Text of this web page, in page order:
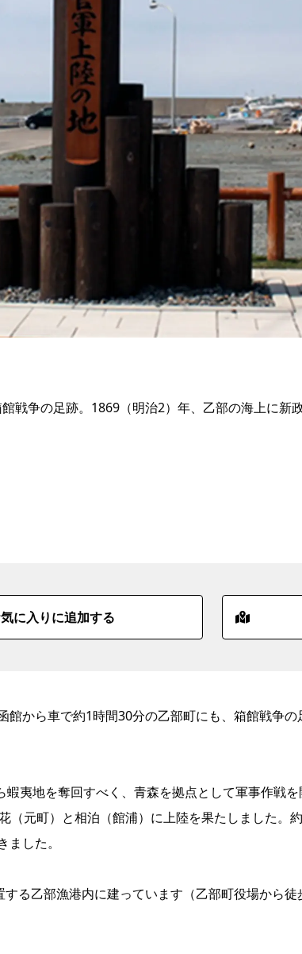
戦争の足跡。1869（明治2）年、乙部の海上に新
に入りに追加する
から車で約1時間30分の乙部町にも、箱館戦争の
夷地を奪回すべく、青森を拠点として軍事作戦
（元町）と相泊（館浦）に上陸を果たしました。
した。
る乙部漁港内に建っています（乙部町役場から徒